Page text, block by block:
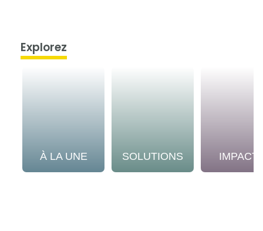
Explorez
À LA UNE SOLUTIONS